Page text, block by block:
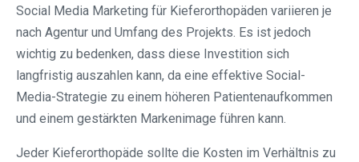
Social Media Marketing für Kieferorthopäden variieren je
nach Agentur und Umfang des Projekts. Es ist jedoch
wichtig zu bedenken, dass diese Investition sich
langfristig auszahlen kann, da eine effektive Social-
Media-Strategie zu einem höheren Patientenaufkommen
und einem gestärkten Markenimage führen kann.
Jeder Kieferorthopäde sollte die Kosten im Verhältnis zu